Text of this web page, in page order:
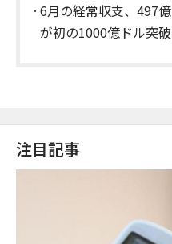
6月の経常収支、497
が初の1000億ドル突破
注目記事